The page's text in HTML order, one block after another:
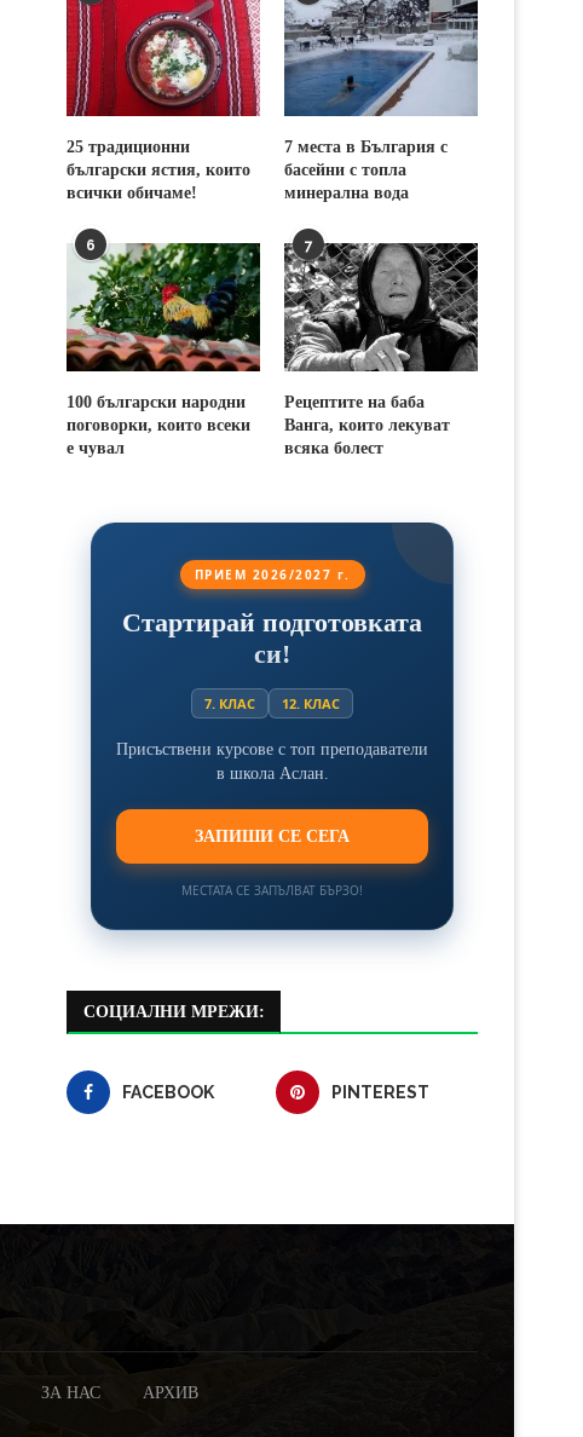
25 традиционни
български ястия, които
всички обичаме!
7 места в България с
басейни с топла
минерална вода
6
100 български народни
поговорки, които всеки
е чувал
7
Рецептите на баба
Ванга, които лекуват
всяка болест
ПРИЕМ 2026/2027 г.
Стартирай подготовката
си!
7. КЛАС 12. КЛАС
Присъствени курсове с топ преподаватели
в школа Аслан.
ЗАПИШИ СЕ СЕГА
МЕСТАТА СЕ ЗАПЪЛВАТ БЪРЗО!
СОЦИАЛНИ МРЕЖИ:
FACEBOOK PINTEREST
ЗА НАС АРХИВ